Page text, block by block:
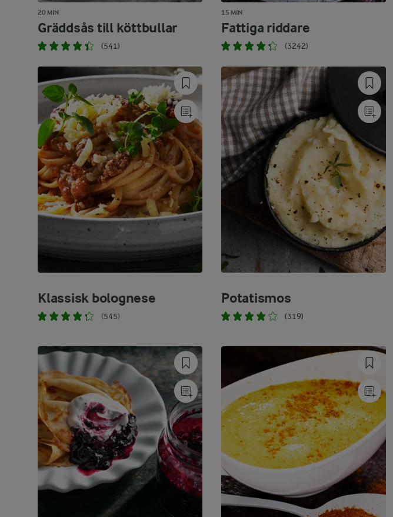
20 MIN
Gräddsås till köttbullar
(541)
15 MIN
Fattiga riddare
(3242)
Klassisk bolognese
(545)
Potatismos
(319)